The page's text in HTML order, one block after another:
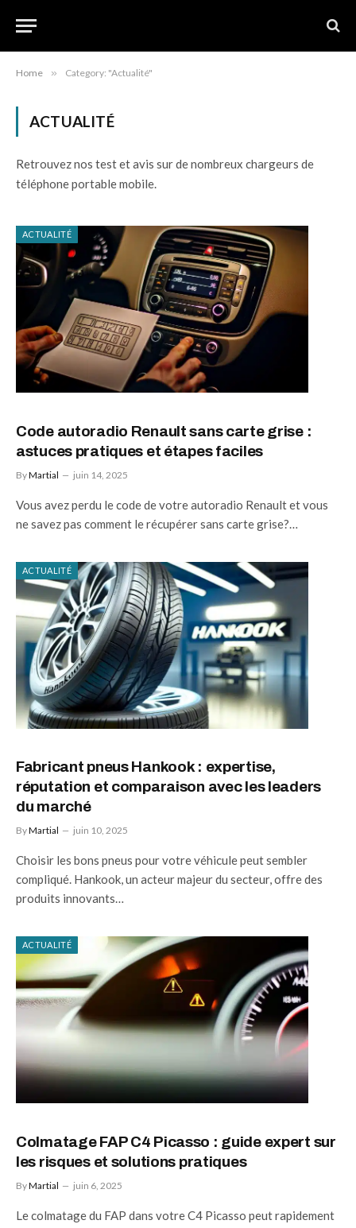
Home » Category: "Actualité"
ACTUALITÉ
Retrouvez nos test et avis sur de nombreux chargeurs de
téléphone portable mobile.
ACTUALITÉ
Code autoradio Renault sans carte grise :
astuces pratiques et étapes faciles
ByMartial juin 14, 2025
Vous avez perdu le code de votre autoradio Renault et vous
ne savez pas comment le récupérer sans carte grise?…
ACTUALITÉ
Fabricant pneus Hankook : expertise,
réputation et comparaison avec les leaders
du marché
ByMartial juin 10, 2025
Choisir les bons pneus pour votre véhicule peut sembler
compliqué. Hankook, un acteur majeur du secteur, offre des
produits innovants…
ACTUALITÉ
Colmatage FAP C4 Picasso : guide expert sur
les risques et solutions pratiques
ByMartial juin 6, 2025
Le colmatage du FAP dans votre C4 Picasso peut rapidement